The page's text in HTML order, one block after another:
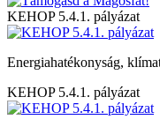
KEHOP 5.4.1. pályázat
Energiahatékonyság,
KEHOP 5.4.1. pályázat